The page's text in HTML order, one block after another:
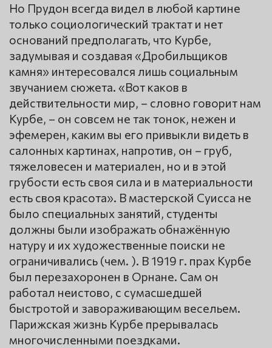
Но Прудон всегда видел в любой картине
только социологический трактат и нет
оснований предполагать, что Курбе,
задумывая и создавая «Дробильщиков
камня» интересовался лишь социальным
звучанием сюжета. «Вот каков в
действительности мир, – словно говорит нам
Курбе, – он совсем не так тонок, нежен и
эфемерен, каким вы его привыкли видеть в
салонных картинах, напротив, он – груб,
тяжеловесен и материален, но и в этой
грубости есть своя сила и в материальности
есть своя красота». В мастерской Суисса не
было специальных занятий, студенты
должны были изображать обнажённую
натуру и их художественные поиски не
ограничивались (чем. ). В 1919 г. прах Курбе
был перезахоронен в Орнане. Сам он
работал неистово, с сумасшедшей
быстротой и завораживающим весельем.
Парижская жизнь Курбе прерывалась
многочисленными поездками.